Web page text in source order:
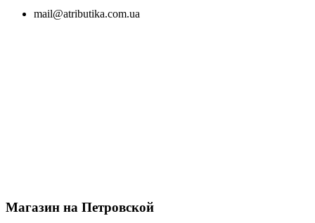
mail@atributika.com.ua
Магазин на Петровской